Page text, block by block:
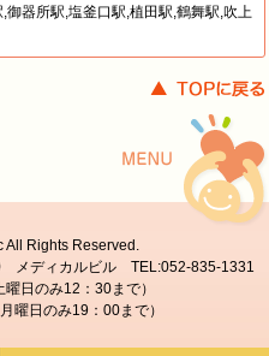
御器所駅,塩釜口駅,植田駅,鶴舞駅,吹上
All Rights Reserved.
メディカルビル TEL:052-835-1331
のみ12：30まで）
のみ19：00まで）